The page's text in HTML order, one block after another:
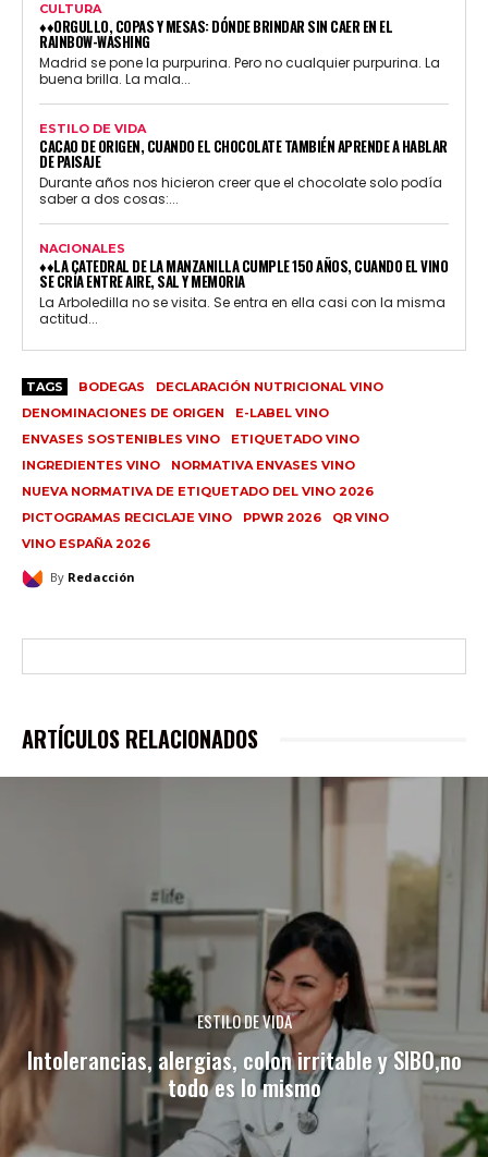
CULTURA
♦♦ORGULLO, COPAS Y MESAS: DÓNDE BRINDAR SIN CAER EN EL
RAINBOW-WASHING
Madrid se pone la purpurina. Pero no cualquier purpurina. La
buena brilla. La mala...
ESTILO DE VIDA
CACAO DE ORIGEN, CUANDO EL CHOCOLATE TAMBIÉN APRENDE A HABLAR
DE PAISAJE
Durante años nos hicieron creer que el chocolate solo podía
saber a dos cosas:...
NACIONALES
♦♦LA CATEDRAL DE LA MANZANILLA CUMPLE 150 AÑOS, CUANDO EL VINO
SE CRÍA ENTRE AIRE, SAL Y MEMORIA
La Arboledilla no se visita. Se entra en ella casi con la misma
actitud...
TAGS BODEGAS
DECLARACIÓN NUTRICIONAL VINO
DENOMINACIONES DE ORIGEN
E-LABEL VINO
ENVASES SOSTENIBLES VINO
ETIQUETADO VINO
INGREDIENTES VINO
NORMATIVA ENVASES VINO
NUEVA NORMATIVA DE ETIQUETADO DEL VINO 2026
PICTOGRAMAS RECICLAJE VINO
PPWR 2026
QR VINO
VINO ESPAÑA 2026
By Redacción
ARTÍCULOS RELACIONADOS
ESTILO DE VIDA
Intolerancias, alergias, colon irritable y SIBO,no
todo es lo mismo